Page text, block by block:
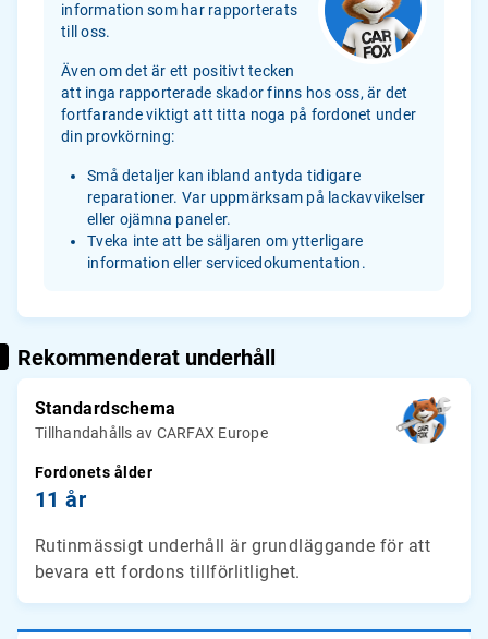
information som har rapporterats
till oss.
Även om det är ett positivt tecken
att inga rapporterade skador finns hos oss, är det
fortfarande viktigt att titta noga på fordonet under
din provkörning:
Små detaljer kan ibland antyda tidigare
reparationer. Var uppmärksam på lackavvikelser
eller ojämna paneler.
Tveka inte att be säljaren om ytterligare
information eller servicedokumentation.
Rekommenderat underhåll
Standardschema
Tillhandahålls av CARFAX Europe
Fordonets ålder
11 år
Rutinmässigt underhåll är grundläggande för att
bevara ett fordons tillförlitlighet.